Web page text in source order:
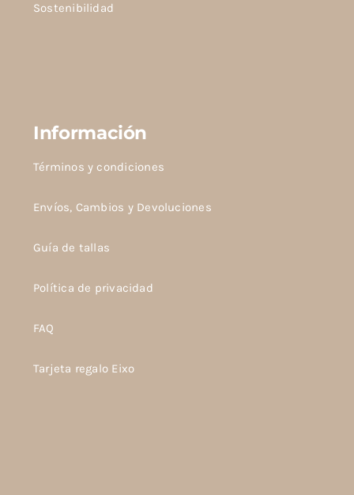
Sostenibilidad
Información
Términos y condiciones
Envíos, Cambios y Devoluciones
Guía de tallas
Política de privacidad
FAQ
Tarjeta regalo Eixo